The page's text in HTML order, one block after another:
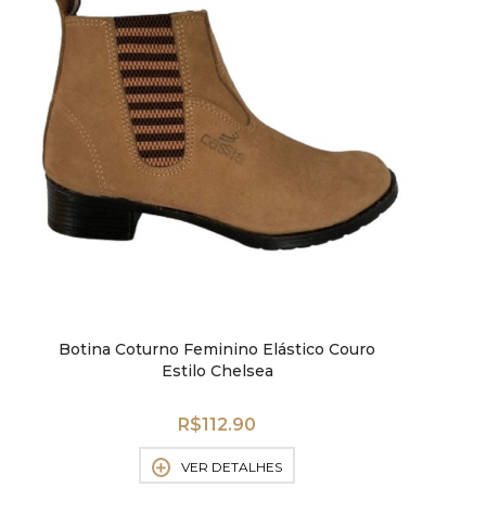
Botina Coturno Feminino Elástico Couro
Estilo Chelsea
R$112.90
VER DETALHES